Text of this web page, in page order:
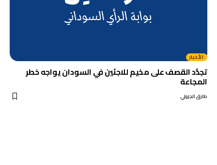
الأخبار
تجدُّد القصف على مخيم للاجئين في السودان يواجه خطر
المجاعة
طارق الجزولي